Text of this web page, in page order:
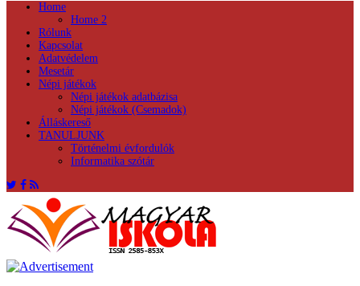
Home
Home 2
Rólunk
Kapcsolat
Adatvédelem
Mesetár
Népi játékok
Népi játékok adatbázisa
Népi játékok (Csemadok)
Álláskereső
TANULJUNK
Történelmi évfordulók
Informatika szótár